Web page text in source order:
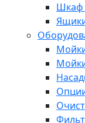
Шкаф